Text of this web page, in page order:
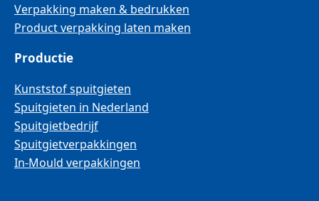
Verpakking maken & bedrukken
Product verpakking laten maken
Productie
Kunststof spuitgieten
Spuitgieten in Nederland
Spuitgietbedrijf
Spuitgietverpakkingen
In-Mould verpakkingen